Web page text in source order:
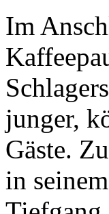
Im
junger,
Gäste.
in